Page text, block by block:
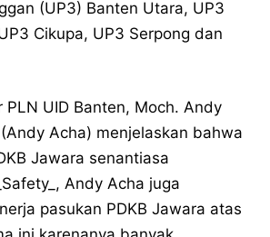
(UP3) Banten Utara, UP3
Cikupa, UP3 Serpong dan
PLN UID Banten, Moch. Andy
Acha) menjelaskan bahwa
Jawara senantiasa
Andy Acha juga
pasukan PDKB Jawara atas